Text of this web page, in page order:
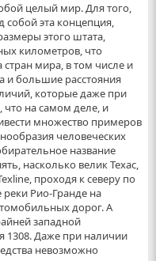
целый мир. Для того,
собой эта концепция,
этого штата,
километров, что
мира, в том числе и
и большие расстояния
которые даже при
на самом деле, и
множество примеров
человеческих
название
насколько велик Техас,
проходя к северу по
реки Рио-Гранде на
дорог. А
западной
1308. Даже при наличии
невозможно